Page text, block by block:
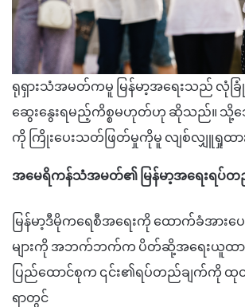
ရုရှားသံအမတ်ကမူ မြန်မာ့အရေးသည် လုံခ
ဆွေးနွေးရမည့်ကိစ္စမဟုတ်ဟု ဆိုသည်။ သို့သော်
ကို ကြိုးပေးသတ်ဖြတ်မှုကိုမူ လျစ်လျှူရှုထ
အမေရိကန်သံအမတ်၏ မြန်မာ့အရေးရပ်
မြန်မာ့ဒီမိုကရေစီအရေးကို ထောက်ခံအားပေ
များကို အဘက်ဘက်က ပိတ်ဆို့အရေးယူထ
ပြည်ထောင်စုက ၎င်း၏ရပ်တည်ချက်ကို ထုတ်
ရာတွင်